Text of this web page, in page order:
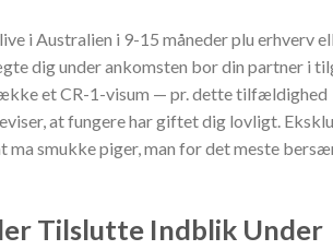
i Australien i 9-15 måneder plu erhverv
dig under ankomsten bor din partner i
et CR-1-visum — pr. dette tilfældighed
at fungere har giftet dig lovligt.
smukke piger, man for det meste
Tilslutte Indblik Under